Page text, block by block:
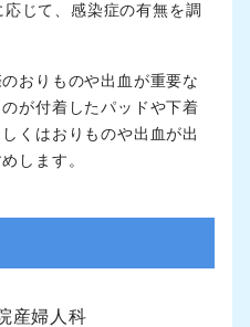
じて、感染症の有無を調
おりものや出血が重要な
が付着したパッドや下着
くはおりものや出血が出
します。
産婦人科